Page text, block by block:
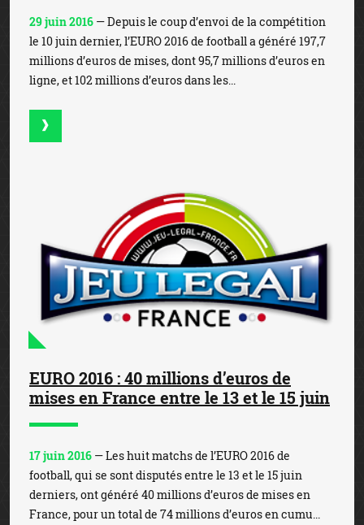
29 juin 2016 — Depuis le coup d’envoi de la compétition
le 10 juin dernier, l’EURO 2016 de football a généré 197,7
millions d’euros de mises, dont 95,7 millions d’euros en
ligne, et 102 millions d’euros dans les...
EURO 2016 : 40 millions d’euros de
mises en France entre le 13 et le 15 juin
17 juin 2016 — Les huit matchs de l’EURO 2016 de
football, qui se sont disputés entre le 13 et le 15 juin
derniers, ont généré 40 millions d’euros de mises en
France, pour un total de 74 millions d’euros en cumu...